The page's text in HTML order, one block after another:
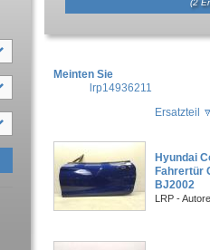
(2
Meinten Sie
lrp14936211
Ersatzteil
Hyundai
Fahrertür
BJ2002
LRP -